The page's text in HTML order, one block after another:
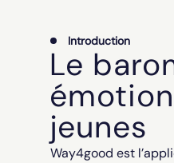
Introduction
Le
jeunes
Way4good est